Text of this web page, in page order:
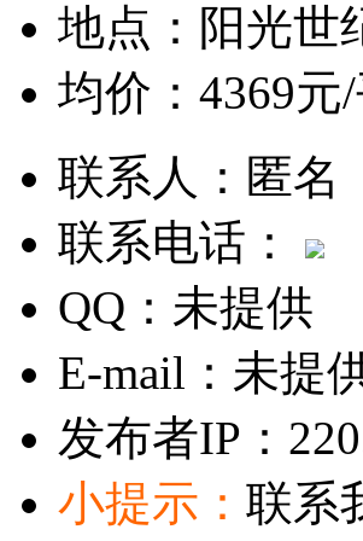
地点： 阳光世
均价： 4369元
联系人： 匿名
联系电话：
QQ： 未提供
E-mail： 未提
发布者IP：
小提示： 联系